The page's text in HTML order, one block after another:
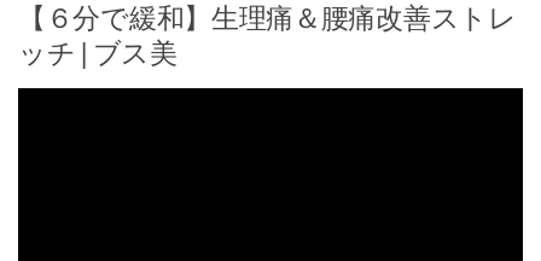
【６分で緩和】生理痛＆腰痛改善ストレ
ッチ | ブス美